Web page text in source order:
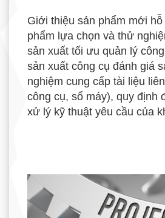
Giới thiệu sản phẩm mới
phẩm lựa chọn và thử
sản xuất tối ưu quản lý
sản xuất công cụ đánh giá
nghiệm cung cấp tài liệu
công cụ, sổ máy), quy định
xử lý kỹ thuật yêu cầu của